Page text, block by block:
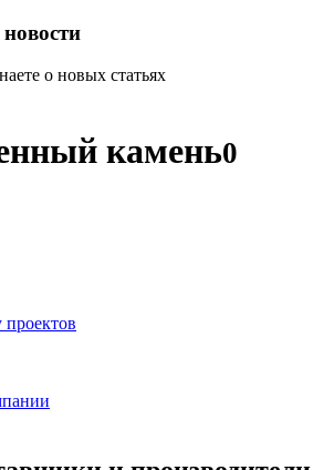
о новых статьях
камень0
проектов